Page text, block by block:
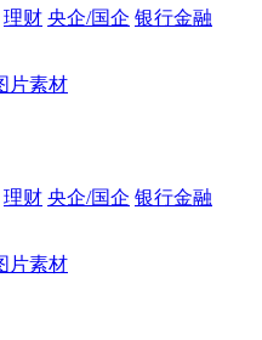
理财 央企/国企 银行金融
理财 央企/国企 银行金融